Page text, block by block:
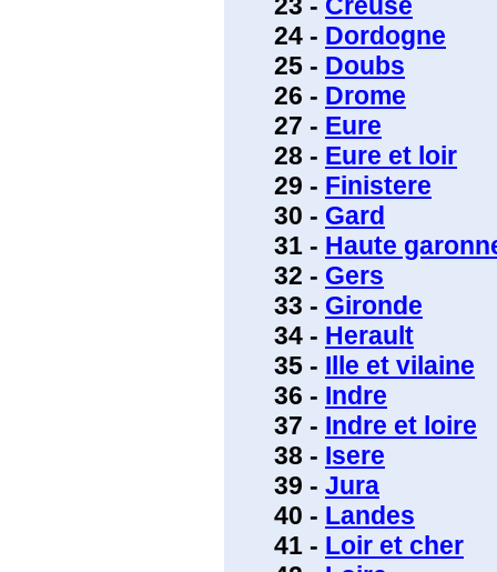
24 - Dordogne
25 - Doubs
26 - Drome
27 - Eure
28 - Eure et loir
29 - Finistere
30 - Gard
31 - Haute
32 - Gers
33 - Gironde
34 - Herault
35 - Ille et vilaine
36 - Indre
37 - Indre et loire
38 - Isere
39 - Jura
40 - Landes
41 - Loir et cher